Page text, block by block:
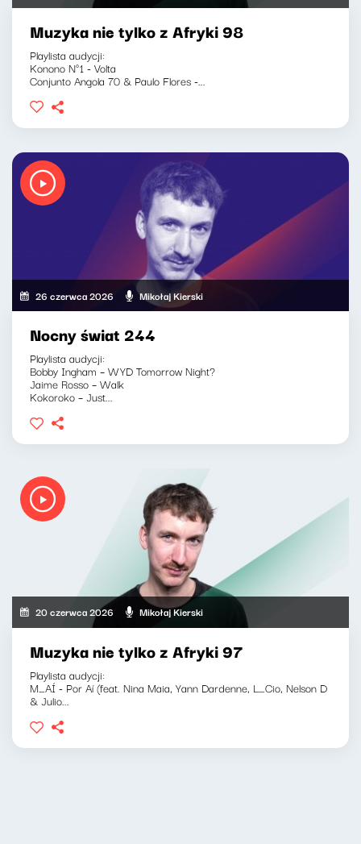
Muzyka nie tylko z Afryki 98
Playlista audycji:
Konono N°1 - Volta
Conjunto Angola 70 & Paulo Flores -...
26 czerwca 2026 Mikołaj Kierski
Nocny świat 244
Playlista audycji:
Bobby Ingham – WYD Tomorrow Night?
Jaime Rosso – Walk
Kokoroko – Just...
20 czerwca 2026 Mikołaj Kierski
Muzyka nie tylko z Afryki 97
Playlista audycji:
M_AÍ - Por Aí (feat. Nina Maia, Yann Dardenne, L_Cio, Nelson D
& Julio...